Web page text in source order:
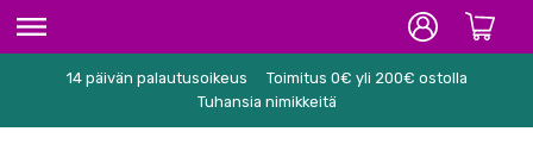
ETUSIVU14 päivän palautusoikeus
Toimitus 0€ yli 200€ ostolla
Tuhansia nimikkeitä